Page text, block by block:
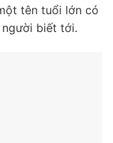
tên tuổi lớn có
biết tới.